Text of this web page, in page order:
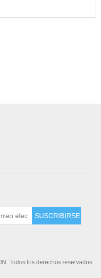
Todos los derechos reservados.